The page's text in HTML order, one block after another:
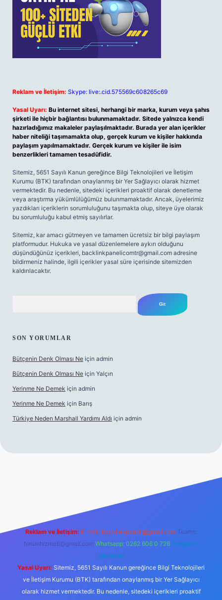
Reklam ve İletişim: Skype: live:.cid.575569c608265c69
Yasal Uyarı: Bu internet sitesi, herhangi bir marka, kurum veya şahıs
şirketi ile hiçbir bağlantısı bulunmamaktadır. Sitede yalnızca kendi
hazırladığımız makaleler paylaşılmaktadır. Burada yer alan içerikler
haber niteliği taşımamakta olup, gerçek kurum ve kişiler hakkında
paylaşım yapılmamaktadır. Gerçek kurum ve kişiler ile isim
benzerlikleri tamamen tesadüfidir.
Sitemiz, 5651 Sayılı Kanun gereğince Bilgi Teknolojileri ve İletişim
Kurumu (BTK) tarafından onaylanmış bir Yer Sağlayıcı olarak hizmet
vermektedir. Bu nedenle, sitedeki içerikleri proaktif olarak denetleme
veya araştırma yükümlülüğümüz bulunmamaktadır. Ancak, üyelerimiz
yazdıkları içeriklerin sorumluluğunu taşımakta olup, siteye üye olarak
bu sorumluluğu kabul etmiş sayılırlar.
Sitemiz, kar amacı gütmeyen ve tamamen ücretsiz bir bilgi paylaşım
platformudur. Hukuka ve yasal düzenlemelere aykırı olduğunu
düşündüğünüz içerikleri, backlinkpanelicomtr@gmail.com adresine
bildirmeniz halinde, ilgili içerikler yasal süre içerisinde sitemizden
kaldırılacaktır.
SON YORUMLAR
Bütçenin Denk Olması Ne için admin
Bütçenin Denk Olması Ne için Yalçın
Yerinme Ne Demek için admin
Yerinme Ne Demek için Barış
Türkiye Neden Marshall Yardımı Aldı için admin
hiltonbet yeni
Reklam ve İletişim: E-mail: backlinkpaneli@gmail.com Teams:
forumhizmeti@gmail.com Whatsapp: 0262 606 0 726 Telegram:
@karabul
Yasal Uyarı: Sitemiz, 5651 Sayılı Kanun gereğince Bilgi Teknolojileri
ve İletişim Kurumu (BTK) tarafından onaylanmış bir Yer Sağlayıcı
olarak hizmet vermektedir. Bu nedenle, sitedeki içerikleri proaktif